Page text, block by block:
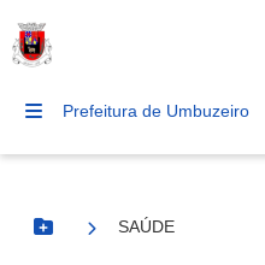
Prefeitura de Umbuzeiro
Botão Menu
SAÚDE